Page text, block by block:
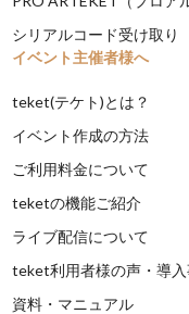
シリアルコード受け取り
イベント主催者様へ
teket(テケト)とは？
イベント作成の方法
ご利用料金について
teketの機能ご紹介
ライブ配信について
teket利用者様の声・導入
資料・マニュアル